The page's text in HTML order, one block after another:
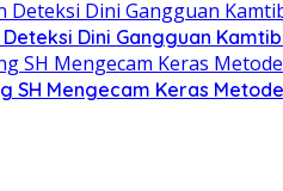
Dini Gangguan
SH Mengecam Keras